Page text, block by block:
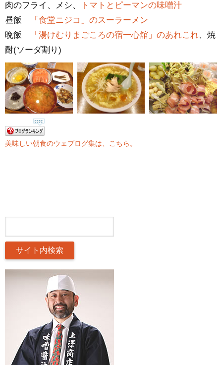
肉のフライ、メシ、
トマトとピーマンの味噌汁
昼飯
「食堂ニジコ」のスーラーメン
晩飯
「湯けむりまごころの宿一心舘」のあれこれ、焼
酎(ソーダ割り)
美味しい朝食のウェブログ集は、こちら。